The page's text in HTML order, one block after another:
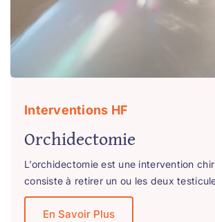
Interventions HF
Orchidectomie
L’orchidectomie est une intervention
consiste à retirer un ou les deux
En Savoir Plus